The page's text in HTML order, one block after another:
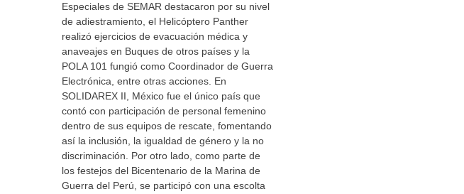
Especiales de SEMAR destacaron por su nivel
de adiestramiento, el Helicóptero Panther
realizó ejercicios de evacuación médica y
anaveajes en Buques de otros países y la
POLA 101 fungió como Coordinador de Guerra
Electrónica, entre otras acciones. En
SOLIDAREX II, México fue el único país que
contó con participación de personal femenino
dentro de sus equipos de rescate, fomentando
así la inclusión, la igualdad de género y la no
discriminación. Por otro lado, como parte de
los festejos del Bicentenario de la Marina de
Guerra del Perú, se participó con una escolta